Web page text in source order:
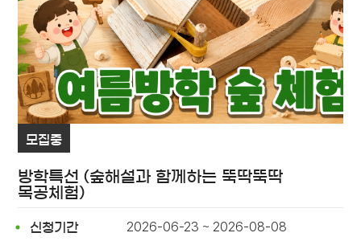
모집중
방학특선 (숲해설과 함께하는 뚝딱뚝딱
목공체험)
신청기간 2026-06-23 ~ 2026-08-08